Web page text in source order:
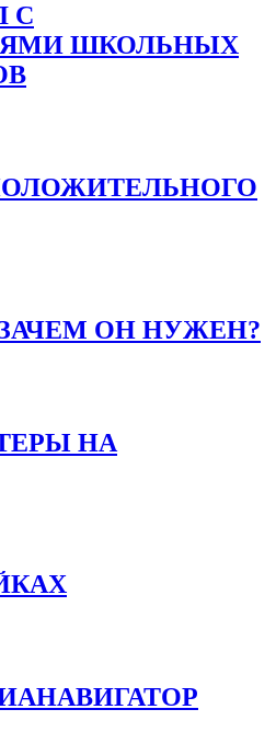
С
ШКОЛЬНЫХ
ОН НУЖЕН?
НА